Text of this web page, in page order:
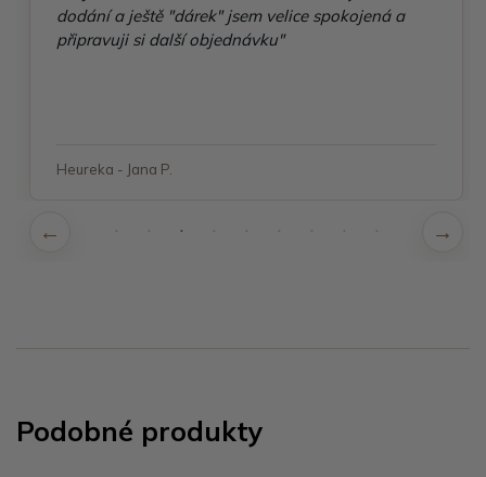
dodání a ještě "dárek" jsem velice spokojená a
připravuji si další objednávku"
Heureka - Jana P.
Podobné produkty